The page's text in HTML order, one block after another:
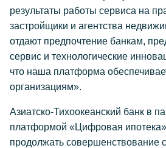
результаты работы сервиса на
застройщики и агентства
отдают предпочтение банкам,
сервис и технологические
что наша платформа
организациям».
Азиатско-Тихоокеанский банк в
платформой «Цифровая
продолжать совершенствование